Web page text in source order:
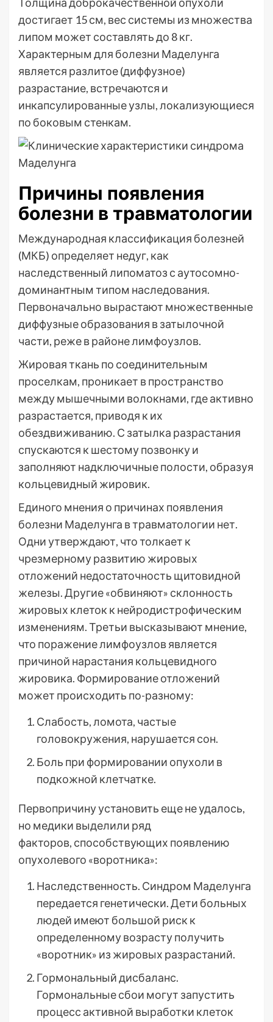
достигает 15 см, вес системы из множества
липом может составлять до 8 кг.
Характерным для болезни Маделунга
является разлитое (диффузное)
разрастание, встречаются и
инкапсулированные узлы, локализующиеся
по боковым стенкам.
Причины появления
болезни в травматологии
Международная классификация болезней
(МКБ) определяет недуг, как
наследственный липоматоз с аутосомно-
доминантным типом наследования.
Первоначально вырастают множественные
диффузные образования в затылочной
части, реже в районе лимфоузлов.
Жировая ткань по соединительным
проселкам, проникает в пространство
между мышечными волокнами, где активно
разрастается, приводя к их
обездвиживанию. С затылка разрастания
спускаются к шестому позвонку и
заполняют надключичные полости, образуя
кольцевидный жировик.
Единого мнения о причинах появления
болезни Маделунга в травматологии нет.
Одни утверждают, что толкает к
чрезмерному развитию жировых
отложений недостаточность щитовидной
железы. Другие «обвиняют» склонность
жировых клеток к нейродистрофическим
изменениям. Третьи высказывают мнение,
что поражение лимфоузлов является
причиной нарастания кольцевидного
жировика. Формирование отложений
может происходить по-разному:
Слабость, ломота, частые
головокружения, нарушается сон.
Боль при формировании опухоли в
подкожной клетчатке.
Первопричину установить еще не удалось,
но медики выделили ряд
факторов, способствующих появлению
опухолевого «воротника»:
Наследственность. Синдром Маделунга
передается генетически. Дети больных
людей имеют большой риск к
определенному возрасту получить
«воротник» из жировых разрастаний.
Гормональный дисбаланс.
Гормональные сбои могут запустить
процесс активной выработки клеток